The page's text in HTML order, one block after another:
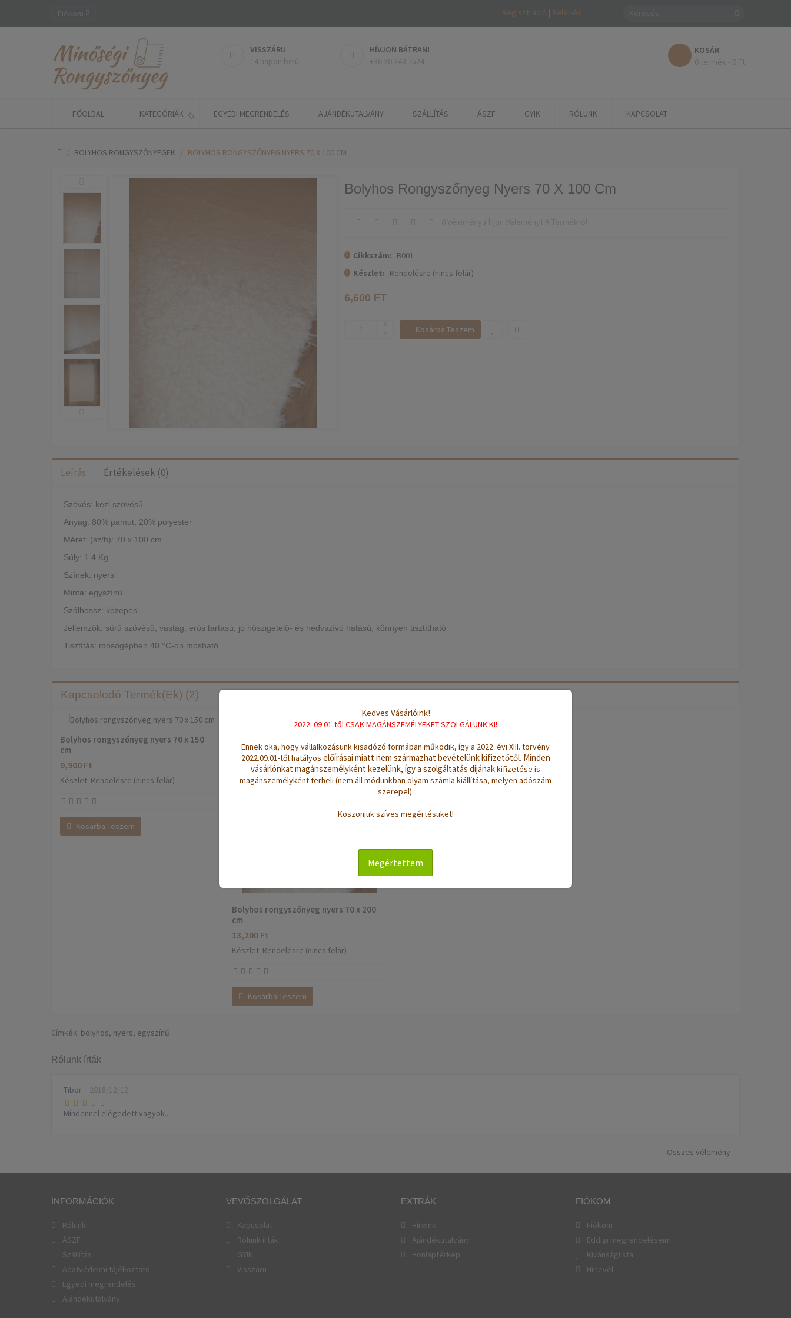
Regisztráció Belépés
VISSZÁRU
14 napon belül
HÍVJON BÁTRAN!
+36 30 343 7524
KOSÁR
0 termék - 0 Ft
FŐOLDAL KATEGÓRIÁK EGYEDI MEGRENDELÉS AJÁNDÉKUTALVÁNY SZÁLLÍTÁS ÁSZF GYIK RÓLUNK KAPCSOLAT
BOLYHOS RONGYSZŐNYEGEK BOLYHOS RONGYSZŐNYEG NYERS 70 X 100 CM
Bolyhos Rongyszőnyeg Nyers 70 X 100 Cm
/
Cikkszám: B001
Készlet: Rendelésre (nincs felár)
6,600 FT
Kosárba Teszem
Leírás Értékelések (0)
Szövés: kézi szövésű
Anyag: 80% pamut, 20% polyester
Méret: (sz/h): 70 x 100 cm
Súly: 1.4 Kg
Színek: nyers
Minta: egyszínű
Szálhossz: közepes
Jellemzők: sűrű szövésű, vastag, erős tartású, jó hőszigetelő- és nedvszívó hatású, könnyen tisztítható
Tisztítás: mosógépben 40 °C-on mosható
Kapcsolodó Termék(ek) (2)
Bolyhos rongyszőnyeg nyers 70 x 150
cm
9,900 Ft
Készlet: Rendelésre (nincs felár)
Kosárba Teszem
Bolyhos rongyszőnyeg nyers 70 x 200
cm
13,200 Ft
Készlet: Rendelésre (nincs felár)
Kosárba Teszem
Címkék: bolyhos, nyers, egyszínű
Rólunk írták
Tibor 2018/12/12
Mindennel elégedett vagyok...
Összes vélemény
INFORMÁCIÓK
Rólunk
ÁSZF
Szállítás
Adatvédelmi tájékoztató
Egyedi megrendelés
Ajándékutalvány
VEVŐSZOLGÁLAT
Kapcsolat
Rólunk írták
GYIK
Visszáru
EXTRÁK
Híreink
Ajándékutalvány
Honlaptérkép
FIÓKOM
Fiókom
Eddigi megrendeléseim
Kívánságlista
Hírlevél
Kedves Vásárlóink!
2022. 09.01-től CSAK MAGÁNSZEMÉLYEKET SZOLGÁLUNK KI!
Ennek oka, hogy vállalkozásunk kisadózó formában működik, így a 2022. évi XIII. törvény
2022.09.01-től hatályos előírásai miatt nem származhat bevételünk kifizetőtől. Minden
vásárlónkat magánszemélyként kezelünk, így a szolgáltatás díjánakkifizetése is
magánszemélyként terheli (nem áll módunkban olyam számla kiállítása, melyen adószám
szerepel).
Köszönjük szíves megértésüket!
Megértettem